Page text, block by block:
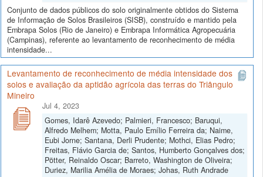
Conjunto de dados públicos do solo originalmente obtidos do Sistema
de Informação de Solos Brasileiros (SISB), construído e mantido pela
Embrapa Solos (Rio de Janeiro) e Embrapa Informática Agropecuária
(Campinas), referente ao levantamento de reconhecimento de média
intensidade...
Levantamento de reconhecimento de média intensidade dos
solos e avaliação da aptidão agrícola das terras do Triângulo
Mineiro
Jul 4, 2023
Gomes, Idarê Azevedo; Palmieri, Francesco; Baruqui,
Alfredo Melhem; Motta, Paulo Emílio Ferreira da; Naime,
Eubi Jorne; Santana, Derli Prudente; Mothci, Elias Pedro;
Freitas, Flávio Garcia de; Santos, Humberto Gonçalves dos;
Pötter, Reinaldo Oscar; Barreto, Washington de Oliveira;
Duriez, Marilia Amélia de Moraes; Johas, Ruth Andrade